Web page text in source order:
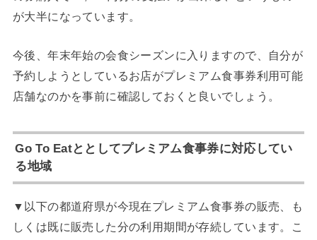
が大半になっています。
今後、年末年始の会食シーズンに入りますので、自分が
予約しようとしているお店がプレミアム食事券利用可能
店舗なのかを事前に確認しておくと良いでしょう。
Go To Eatととしてプレミアム食事券に対応してい
る地域
▼以下の都道府県が今現在プレミアム食事券の販売、も
しくは既に販売した分の利用期間が存続しています。こ